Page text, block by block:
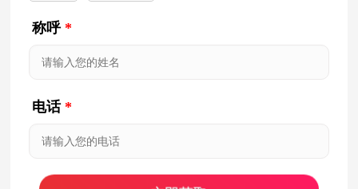
称呼 *
电话 *